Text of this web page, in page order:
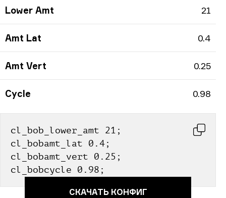
Lower Amt 21
Amt Lat 0.4
Amt Vert 0.25
Cycle 0.98
cl_bob_lower_amt 21;
cl_bobamt_lat 0.4;
cl_bobamt_vert 0.25;
cl_bobcycle 0.98;
СКАЧАТЬ КОНФИГ